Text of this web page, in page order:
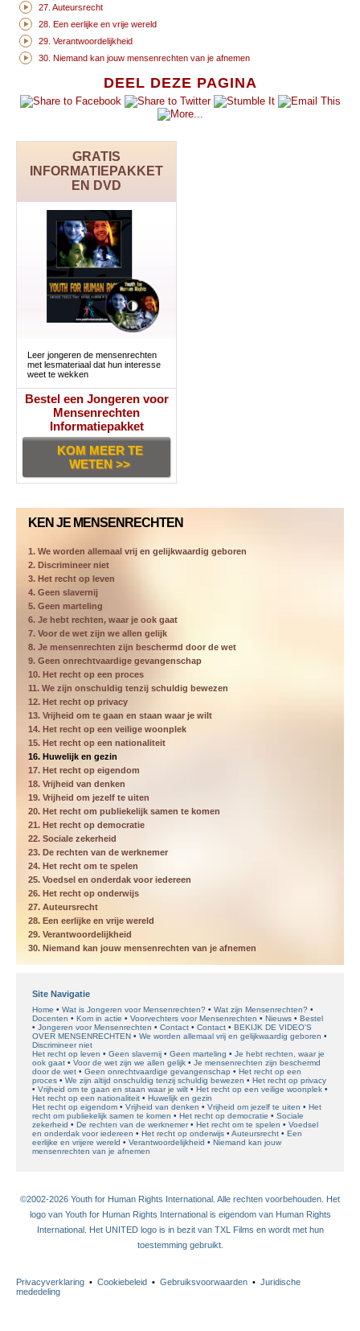
DEEL DEZE PAGINA
GRATIS
INFORMATIEPAKKET
EN DVD
Leer jongeren de mensenrechten
met lesmateriaal dat hun interesse
weet te wekken
Bestel een Jongeren voor
Mensenrechten
Informatiepakket
KOM MEER TE
WETEN >>
KEN JE MENSENRECHTEN
1. We worden allemaal vrij en gelijkwaardig geboren
2. Discrimineer niet
3. Het recht op leven
4. Geen slavernij
5. Geen marteling
6. Je hebt rechten, waar je ook gaat
7. Voor de wet zijn we allen gelijk
8. Je mensenrechten zijn beschermd door de wet
9. Geen onrechtvaardige gevangenschap
10. Het recht op een proces
11. We zijn onschuldig tenzij schuldig bewezen
12. Het recht op privacy
13. Vrijheid om te gaan en staan waar je wilt
14. Het recht op een veilige woonplek
15. Het recht op een nationaliteit
16. Huwelijk en gezin
17. Het recht op eigendom
18. Vrijheid van denken
19. Vrijheid om jezelf te uiten
20. Het recht om publiekelijk samen te komen
21. Het recht op democratie
22. Sociale zekerheid
23. De rechten van de werknemer
24. Het recht om te spelen
25. Voedsel en onderdak voor iedereen
26. Het recht op onderwijs
27. Auteursrecht
28. Een eerlijke en vrije wereld
29. Verantwoordelijkheid
30. Niemand kan jouw mensenrechten van je afnemen
27. Auteursrecht
28. Een eerlijke en vrije wereld
29. Verantwoordelijkheid
30. Niemand kan jouw mensenrechten van je afnemen
Site Navigatie
Home Wat is Jongeren voor Mensenrechten?
Wat zijn Mensenrechten?
Docenten
Kom in actie Voorvechters voor Mensenrechten Nieuws
Bestel
Jongeren voor Mensenrechten
Contact Contact
BEKIJK DE VIDEO'S
OVER MENSENRECHTEN
We worden allemaal vrij en gelijkwaardig geboren
Discrimineer niet
Het recht op leven
Geen slavernij Geen marteling
Je hebt rechten, waar je
ook gaat
Voor de wet zijn we allen gelijk
Je mensenrechten zijn beschermd
door de wet
Geen onrechtvaardige gevangenschap
Het recht op een
proces
We zijn altijd onschuldig tenzij schuldig bewezen
Het recht op privacy
Vrijheid om te gaan en staan waar je wilt
Het recht op een veilige woonplek
Het recht op een nationaliteit
Huwelijk en gezin
Het recht op eigendom
Vrijheid van denken Vrijheid om jezelf te uiten
Het
recht om publiekelijk samen te komen
Het recht op democratie
Sociale
zekerheid
De rechten van de werknemer Het recht om te spelen
Voedsel
en onderdak voor iedereen
Het recht op onderwijs Auteursrecht
Een
eerlijke en vrijere wereld
Verantwoordelijkheid
Niemand kan jouw
mensenrechten van je afnemen
©2002-2026 Youth for Human Rights International. Alle rechten voorbehouden. Het
logo van Youth for Human Rights International is eigendom van Human Rights
International. Het UNITED logo is in bezit van TXL Films en wordt met hun
toestemming gebruikt.
Privacyverklaring • Cookiebeleid • Gebruiksvoorwaarden • Juridische
mededeling